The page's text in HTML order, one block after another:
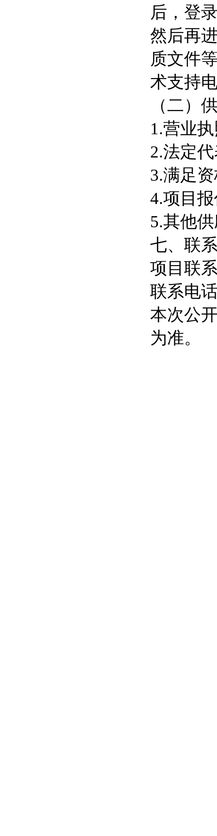
后，登
然后再
质文件
术支持
（二）
1.营业
2.法定
3.满足
4.项目
5.其他
七、联
项目联
联系电
本次公
为准。